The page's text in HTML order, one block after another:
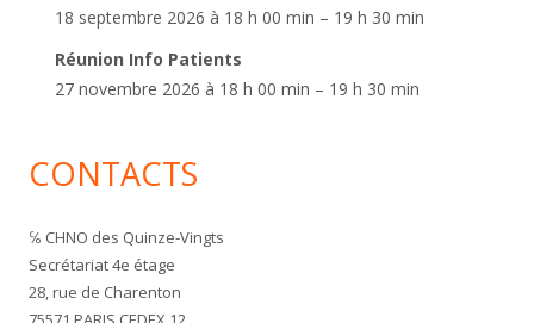
18 septembre 2026 à 18 h 00 min – 19 h 30 min
Réunion Info Patients
27 novembre 2026 à 18 h 00 min – 19 h 30 min
CONTACTS
℅ CHNO des Quinze-Vingts
Secrétariat 4e étage
28, rue de Charenton